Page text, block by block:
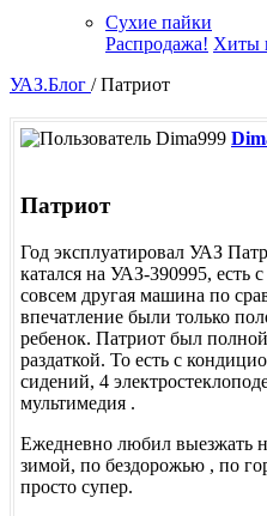
Сухие пайки
Распродажа! Хиты
УАЗ.Блог / Патриот
Патриот
Год эксплуатировал УАЗ
катался на УАЗ-390995, есть
совсем другая машина по
впечатление были только
ребенок. Патриот был
раздаткой. То есть с
сидений, 4
мультимедия .
Ежедневно любил выезжать
зимой, по бездорожью , по
просто супер.